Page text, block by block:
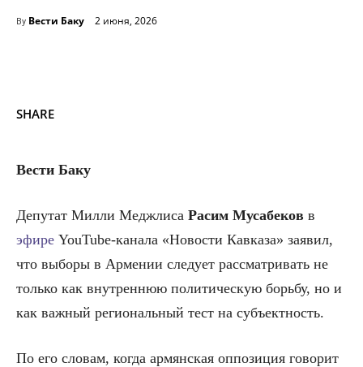
By Вести Баку 2 июня, 2026
SHARE
Вести Баку
Депутат Милли Меджлиса Расим Мусабеков в
эфире YouTube-канала «Новости Кавказа» заявил,
что выборы в Армении следует рассматривать не
только как внутреннюю политическую борьбу, но и
как важный региональный тест на субъектность.
По его словам, когда армянская оппозиция говорит